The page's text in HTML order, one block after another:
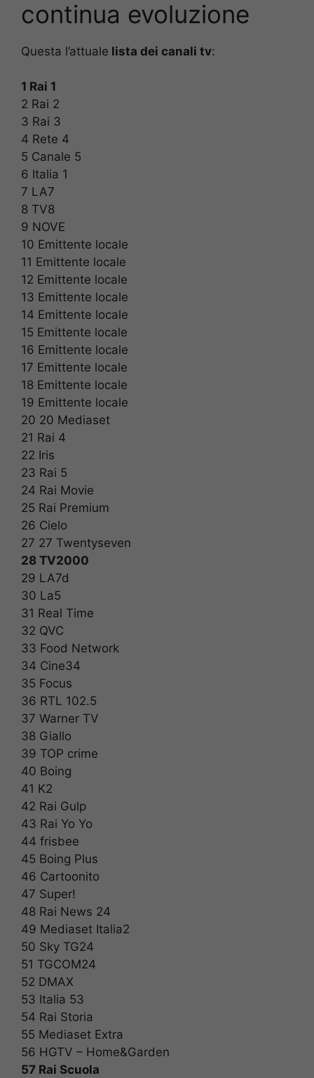
continua evoluzione
Questa l’attuale lista dei canali tv:
1 Rai 1
2 Rai 2
3 Rai 3
4 Rete 4
5 Canale 5
6 Italia 1
7 LA7
8 TV8
9 NOVE
10 Emittente locale
11 Emittente locale
12 Emittente locale
13 Emittente locale
14 Emittente locale
15 Emittente locale
16 Emittente locale
17 Emittente locale
18 Emittente locale
19 Emittente locale
20 20 Mediaset
21 Rai 4
22 Iris
23 Rai 5
24 Rai Movie
25 Rai Premium
26 Cielo
27 27 Twentyseven
28 TV2000
29 LA7d
30 La5
31 Real Time
32 QVC
33 Food Network
34 Cine34
35 Focus
36 RTL 102.5
37 Warner TV
38 Giallo
39 TOP crime
40 Boing
41 K2
42 Rai Gulp
43 Rai Yo Yo
44 frisbee
45 Boing Plus
46 Cartoonito
47 Super!
48 Rai News 24
49 Mediaset Italia2
50 Sky TG24
51 TGCOM24
52 DMAX
53 Italia 53
54 Rai Storia
55 Mediaset Extra
56 HGTV – Home&Garden
57 Rai Scuola